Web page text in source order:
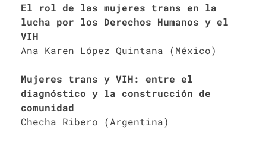
El rol de las mujeres trans en la
lucha por los Derechos Humanos y el
VIH
Ana Karen López Quintana (México)
Mujeres trans y VIH: entre el
diagnóstico y la construcción de
comunidad
Checha Ribero (Argentina)